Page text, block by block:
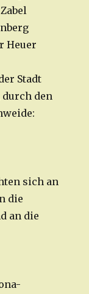
Heuer
Stadt
durch den
sich an
die
an die